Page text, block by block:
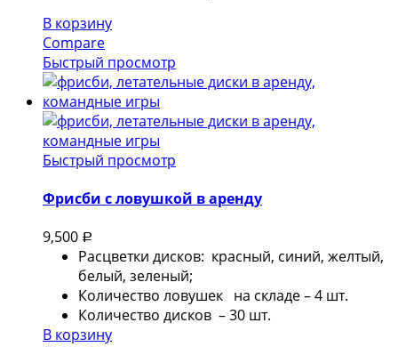
В корзину
Compare
Быстрый просмотр
Быстрый просмотр
Фрисби с ловушкой в аренду
9,500 Р
Расцветки дисков: красный, синий, желтый,
белый, зеленый;
Количество ловушек на складе – 4 шт.
Количество дисков – 30 шт.
В корзину